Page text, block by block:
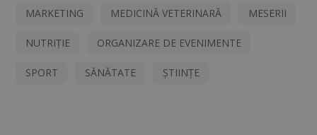
MARKETING MEDICINĂ VETERINARĂ MESERII
NUTRIȚIE ORGANIZARE DE EVENIMENTE
SPORT SĂNĂTATE ȘTIINȚE